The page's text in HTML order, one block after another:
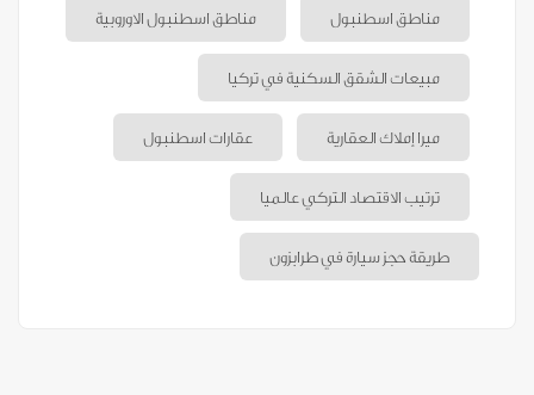
مناطق اسطنبول الاوروبية مناطق اسطنبول
مبيعات الشقق السكنية في تركيا
عقارات اسطنبول ميرا إملاك العقارية
ترتيب الاقتصاد التركي عالميا
طريقة حجز سيارة في طرابزون